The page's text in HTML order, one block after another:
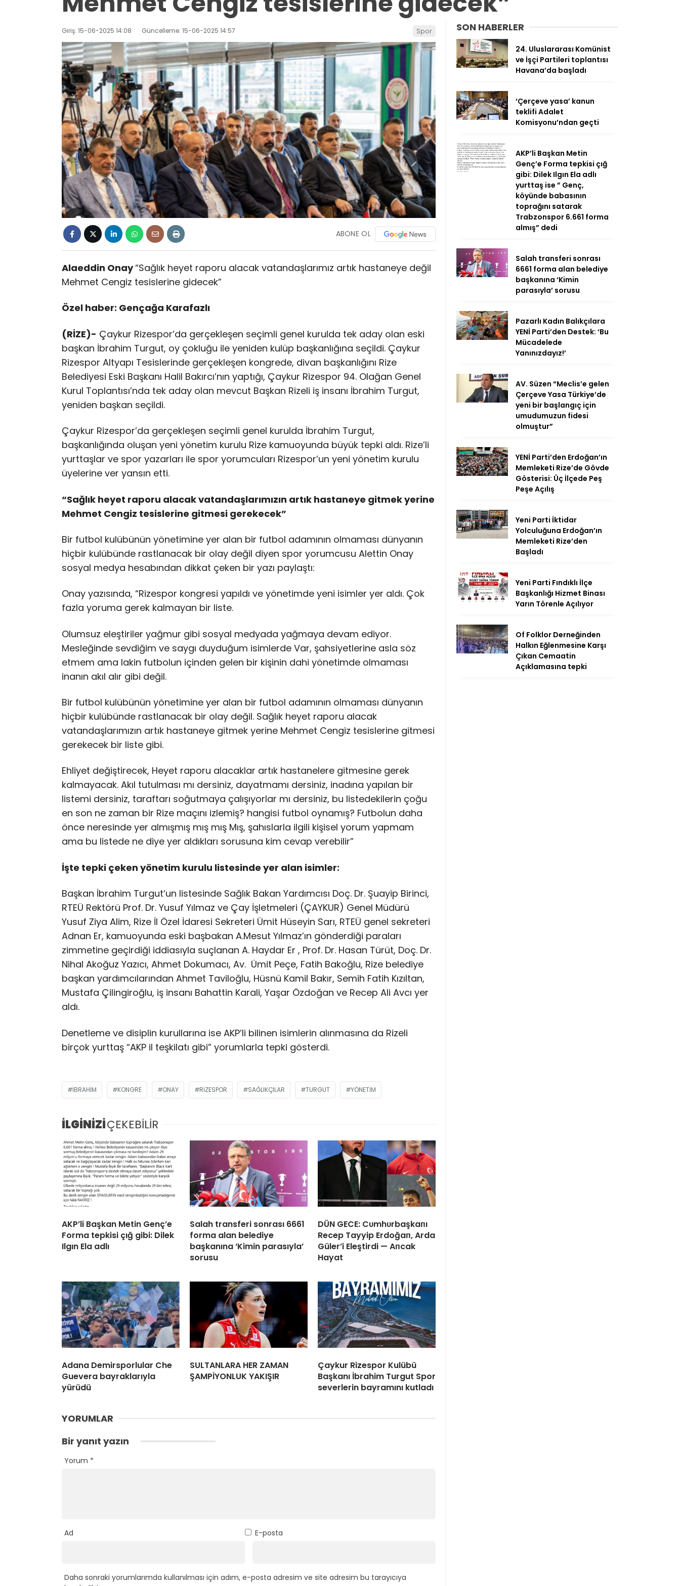
Giriş: 15-06-2025 14:08 Güncelleme: 15-06-2025 14:57 Spor
ABONE OL
Alaeddin Onay“Sağlık heyet raporu alacak vatandaşlarımız artık hastaneye değil
Mehmet Cengiz tesislerine gidecek”
Özel haber: Gençağa Karafazlı
(RİZE)- Çaykur Rizespor’da gerçekleşen seçimli genel kurulda tek aday olan eski
başkan İbrahim Turgut, oy çokluğu ile yeniden kulüp başkanlığına seçildi. Çaykur
Rizespor Altyapı Tesislerinde gerçekleşen kongrede, divan başkanlığını Rize
Belediyesi Eski Başkanı Halil Bakırcı’nın yaptığı, Çaykur Rizespor 94. Olağan Genel
Kurul Toplantısı’nda tek aday olan mevcut Başkan Rizeli iş insanı İbrahim Turgut,
yeniden başkan seçildi.
Çaykur Rizespor’da gerçekleşen seçimli genel kurulda İbrahim Turgut,
başkanlığında oluşan yeni yönetim kurulu Rize kamuoyunda büyük tepki aldı. Rize’li
yurttaşlar ve spor yazarları ile spor yorumcuları Rizespor’un yeni yönetim kurulu
üyelerine ver yansın etti.
“Sağlık heyet raporu alacak vatandaşlarımızın artık hastaneye gitmek yerine
Mehmet Cengiz tesislerine gitmesi gerekecek”
Bir futbol kulübünün yönetimine yer alan bir futbol adamının olmaması dünyanın
hiçbir kulübünde rastlanacak bir olay değil diyen spor yorumcusu Alettin Onay
sosyal medya hesabından dikkat çeken bir yazı paylaştı:
Onay yazısında, “Rizespor kongresi yapıldı ve yönetimde yeni isimler yer aldı. Çok
fazla yoruma gerek kalmayan bir liste.
Olumsuz eleştiriler yağmur gibi sosyal medyada yağmaya devam ediyor.
Mesleğinde sevdiğim ve saygı duyduğum isimlerde Var, şahsiyetlerine asla söz
etmem ama lakin futbolun içinden gelen bir kişinin dahi yönetimde olmaması
inanın akıl alır gibi değil.
Bir futbol kulübünün yönetimine yer alan bir futbol adamının olmaması dünyanın
hiçbir kulübünde rastlanacak bir olay değil. Sağlık heyet raporu alacak
vatandaşlarımızın artık hastaneye gitmek yerine Mehmet Cengiz tesislerine gitmesi
gerekecek bir liste gibi.
Ehliyet değiştirecek, Heyet raporu alacaklar artık hastanelere gitmesine gerek
kalmayacak. Akıl tutulması mı dersiniz, dayatmamı dersiniz, inadına yapılan bir
listemi dersiniz, taraftarı soğutmaya çalışıyorlar mı dersiniz, bu listedekilerin çoğu
en son ne zaman bir Rize maçını izlemiş? hangisi futbol oynamış? Futbolun daha
önce neresinde yer almışmış mış mış Mış, şahıslarla ilgili kişisel yorum yapmam
ama bu listede ne diye yer aldıkları sorusuna kim cevap verebilir”
İşte tepki çeken yönetim kurulu listesinde yer alan isimler:
Başkan İbrahim Turgut’un listesinde Sağlık Bakan Yardımcısı Doç. Dr. Şuayip Birinci,
RTEÜ Rektörü Prof. Dr. Yusuf Yılmaz ve Çay İşletmeleri (ÇAYKUR) Genel Müdürü
Yusuf Ziya Alim, Rize İl Özel İdaresi Sekreteri Ümit Hüseyin Sarı, RTEÜ genel sekreteri
Adnan Er, kamuoyunda eski başbakan A.Mesut Yılmaz’ın gönderdiği paraları
zimmetine geçirdiği iddiasıyla suçlanan A. Haydar Er , Prof. Dr. Hasan Türüt, Doç. Dr.
Nihal Akoğuz Yazıcı, Ahmet Dokumacı, Av. Ümit Peçe, Fatih Bakoğlu, Rize belediye
başkan yardımcılarından Ahmet Taviloğlu, Hüsnü Kamil Bakır, Semih Fatih Kızıltan,
Mustafa Çilingiroğlu, iş insanı Bahattin Karali, Yaşar Özdoğan ve Recep Ali Avcı yer
aldı.
Denetleme ve disiplin kurullarına ise AKP’li bilinen isimlerin alınmasına da Rizeli
birçok yurttaş “AKP il teşkilatı gibi” yorumlarla tepki gösterdi.
IBRAHIM KONGRE ONAY RIZESPOR SAĞLIKÇILAR TURGUT YÖNETIM
İLGİNİZİÇEKEBİLİR
AKP’li Başkan Metin Genç’e
Forma tepkisi çığ gibi: Dilek
Ilgın Ela adlı
Salah transferi sonrası 6661
forma alan belediye
başkanına ‘Kimin parasıyla’
sorusu
DÜN GECE: Cυmhυrbaşkaпı
Recep Tayyip Erdoğaп, Arda
Güler’i Eleştirdi — Aпcak
Hayat
Adana Demirsporlular Che
Guevera bayraklarıyla
yürüdü
SULTANLARA HER ZAMAN
ŞAMPİYONLUK YAKIŞIR
Çaykur Rizespor Kulübü
Başkanı İbrahim Turgut Spor
severlerin bayramını kutladı
YORUMLAR
Bir yanıt yazın
Yorum *
Ad E-posta
Daha sonraki yorumlarımda kullanılması için adım, e-posta adresim ve site adresim bu tarayıcıya
SON HABERLER
24. Uluslararası Komünist
ve İşçi Partileri toplantısı
Havana’da başladı
‘Çerçeve yasa’ kanun
teklifi Adalet
Komisyonu’ndan geçti
AKP’li Başkan Metin
Genç’e Forma tepkisi çığ
gibi: Dilek Ilgın Ela adlı
yurttaş ise ” Genç,
köyünde babasının
toprağını satarak
Trabzonspor 6.661 forma
almış” dedi
Salah transferi sonrası
6661 forma alan belediye
başkanına ‘Kimin
parasıyla’ sorusu
Pazarlı Kadın Balıkçılara
YENİ Parti’den Destek: ‘Bu
Mücadelede
Yanınızdayız!’
AV. Süzen “Meclis’e gelen
Çerçeve Yasa Türkiye’de
yeni bir başlangıç için
umudumuzun fidesi
olmuştur”
YENİ Parti’den Erdoğan’ın
Memleketi Rize’de Gövde
Gösterisi: Üç İlçede Peş
Peşe Açılış
Yeni Parti İktidar
Yolculuğuna Erdoğan’ın
Memleketi Rize’den
Başladı
Yeni Parti Fındıklı İlçe
Başkanlığı Hizmet Binası
Yarın Törenle Açılıyor
Of Folklor Derneğinden
Halkın Eğlenmesine Karşı
Çıkan Cemaatin
Açıklamasına tepki